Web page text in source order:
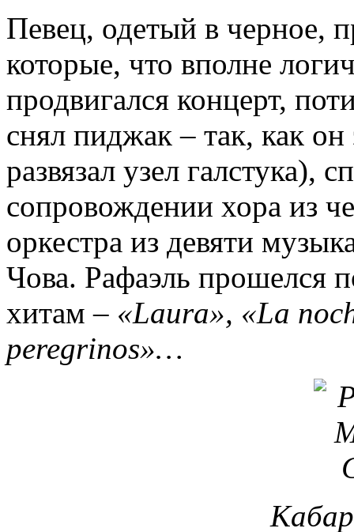
Певец, одетый в черное,
которые, что вполне
продвигался концерт,
снял пиджак – так, как он
развязал узел галстука),
сопровождении хора из
оркестра из девяти
Чова. Рафаэль прошелся
хитам – «Laura», «La
peregrinos»…